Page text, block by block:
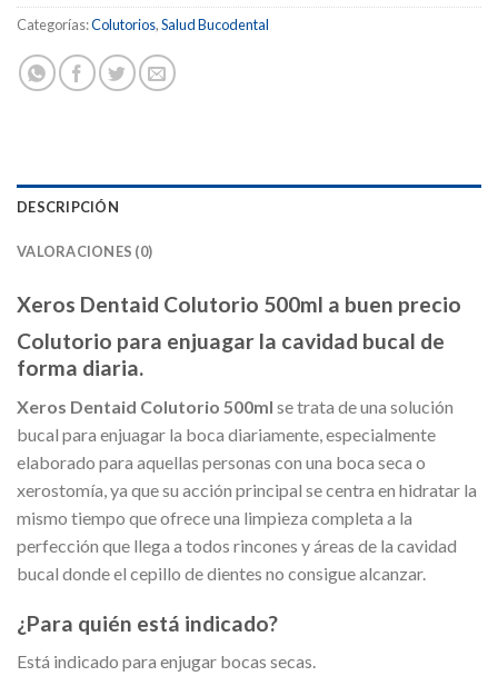
Categorías:Colutorios,Salud Bucodental
DESCRIPCIÓN
VALORACIONES (0)
Xeros Dentaid Colutorio 500ml a buen precio
Colutorio para enjuagar la cavidad bucal de
forma diaria.
Xeros Dentaid Colutorio 500ml se trata de una solución
bucal para enjuagar la boca diariamente, especialmente
elaborado para aquellas personas con una boca seca o
xerostomía, ya que su acción principal se centra en hidratar la
mismo tiempo que ofrece una limpieza completa a la
perfección que llega a todos rincones y áreas de la cavidad
bucal donde el cepillo de dientes no consigue alcanzar.
¿Para quién está indicado?
Está indicado para enjugar bocas secas.